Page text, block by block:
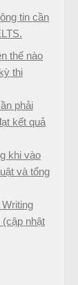
tin cần
thế nào
thi
phải
kết quả
khi vào
và tổng
nhật